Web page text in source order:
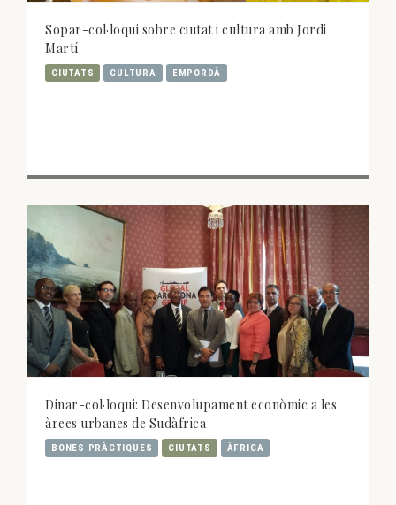
Sopar-col·loqui sobre ciutat i cultura amb Jordi
Martí
CIUTATS CULTURA EMPORDÀ
Dinar-col·loqui: Desenvolupament econòmic a les
àrees urbanes de Sudàfrica
BONES PRÀCTIQUES CIUTATS ÀFRICA